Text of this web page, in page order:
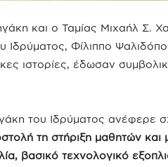
και ο Ταμίας Μιχαήλ Σ.
Φίλιππο
ιστορίες, έδωσαν
του Ιδρύματος ανέφερε
τη στήριξη μαθητών και
βασικό τεχνολογικό